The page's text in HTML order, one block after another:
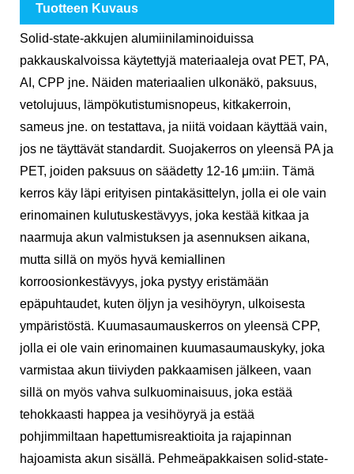
Tuotteen Kuvaus
Solid-state-akkujen alumiinilaminoiduissa
pakkauskalvoissa käytettyjä materiaaleja ovat PET, PA,
AI, CPP jne. Näiden materiaalien ulkonäkö, paksuus,
vetolujuus, lämpökutistumisnopeus, kitkakerroin,
sameus jne. on testattava, ja niitä voidaan käyttää vain,
jos ne täyttävät standardit. Suojakerros on yleensä PA ja
PET, joiden paksuus on säädetty 12-16 μm:iin. Tämä
kerros käy läpi erityisen pintakäsittelyn, jolla ei ole vain
erinomainen kulutuskestävyys, joka kestää kitkaa ja
naarmuja akun valmistuksen ja asennuksen aikana,
mutta sillä on myös hyvä kemiallinen
korroosionkestävyys, joka pystyy eristämään
epäpuhtaudet, kuten öljyn ja vesihöyryn, ulkoisesta
ympäristöstä. Kuumasaumauskerros on yleensä CPP,
jolla ei ole vain erinomainen kuumasaumauskyky, joka
varmistaa akun tiiviyden pakkaamisen jälkeen, vaan
sillä on myös vahva sulkuominaisuus, joka estää
tehokkaasti happea ja vesihöyryä ja estää
pohjimmiltaan hapettumisreaktioita ja rajapinnan
hajoamista akun sisällä. Pehmeäpakkaisen solid-state-